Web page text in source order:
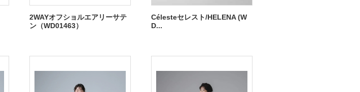
2WAYオフショルエアリーサテ
ン（WD01463）
Célesteセレスト/HELENA (W
D...